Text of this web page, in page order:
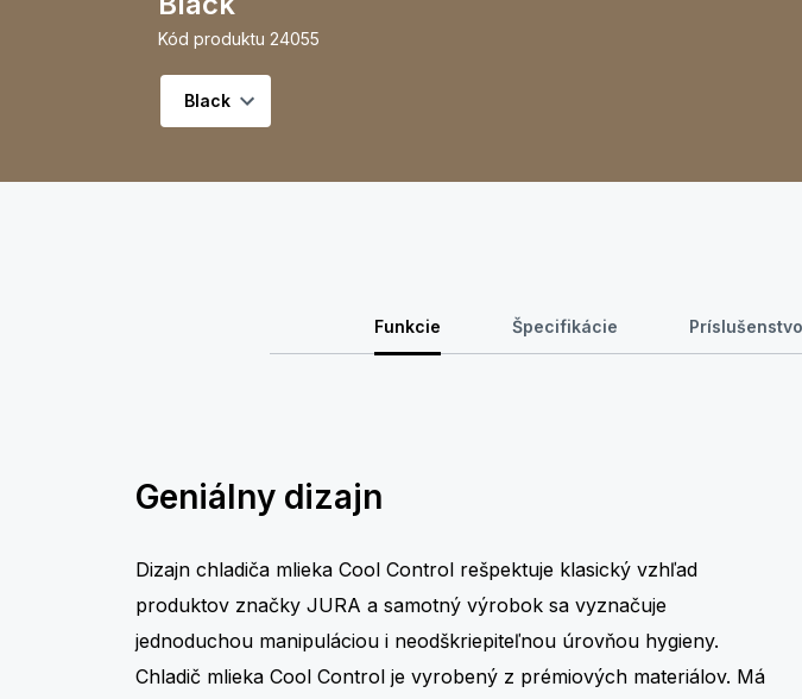
Vyberte variant
Kód produktu 24055
Funkcie Špecifikácie Príslušenstvo
Geniálny dizajn
Dizajn chladiča mlieka Cool Control rešpektuje klasický vzhľad
produktov značky JURA a samotný výrobok sa vyznačuje
jednoduchou manipuláciou i neodškriepiteľnou úrovňou hygieny.
Chladič mlieka Cool Control je vyrobený z prémiových materiálov. Má